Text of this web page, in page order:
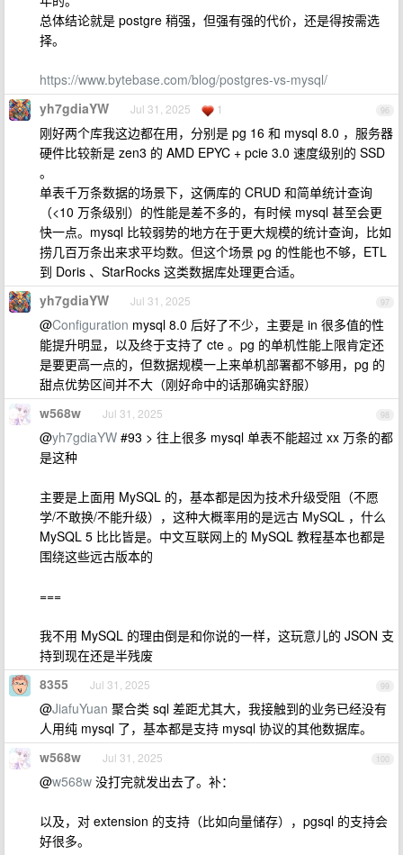
总体结论就是 postgre 稍强，但强有强的代价，还是得按需选
择。
https://www.bytebase.com/blog/postgres-vs-mysql/
96
yh7gdiaYW Jul 31, 2025 1
刚好两个库我这边都在用，分别是 pg 16 和 mysql 8.0 ，服务器
硬件比较新是 zen3 的 AMD EPYC + pcie 3.0 速度级别的 SSD
。
单表千万条数据的场景下，这俩库的 CRUD 和简单统计查询
（<10 万条级别）的性能是差不多的，有时候 mysql 甚至会更
快一点。mysql 比较弱势的地方在于更大规模的统计查询，比如
捞几百万条出来求平均数。但这个场景 pg 的性能也不够，ETL
到 Doris 、StarRocks 这类数据库处理更合适。
97
yh7gdiaYW Jul 31, 2025
@Configuration mysql 8.0 后好了不少，主要是 in 很多值的性
能提升明显，以及终于支持了 cte 。pg 的单机性能上限肯定还
是要更高一点的，但数据规模一上来单机部署都不够用，pg 的
甜点优势区间并不大（刚好命中的话那确实舒服）
98
w568w Jul 31, 2025
@yh7gdiaYW #93 > 往上很多 mysql 单表不能超过 xx 万条的都
是这种
主要是上面用 MySQL 的，基本都是因为技术升级受阻（不愿
学/不敢换/不能升级），这种大概率用的是远古 MySQL ，什么
MySQL 5 比比皆是。中文互联网上的 MySQL 教程基本也都是
围绕这些远古版本的
===
我不用 MySQL 的理由倒是和你说的一样，这玩意儿的 JSON 支
持到现在还是半残废
99
8355 Jul 31, 2025
@JiafuYuan 聚合类 sql 差距尤其大，我接触到的业务已经没有
人用纯 mysql 了，基本都是支持 mysql 协议的其他数据库。
100
w568w Jul 31, 2025
@w568w 没打完就发出去了。补：
以及，对 extension 的支持（比如向量储存），pgsql 的支持会
好很多。